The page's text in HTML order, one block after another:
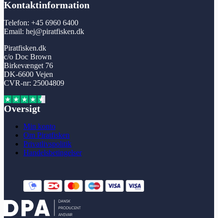
Kontaktinformation
Telefon: +45 6960 6400
Email: hej@piratfisken.dk
Piratfisken.dk
c/o Doc Brown
Birkevænget 76
DK-6600 Vejen
CVR-nr: 25004809
Oversigt
Min konto
Om Piratfisken
Privatlivspolitik
Handelsbetingelser